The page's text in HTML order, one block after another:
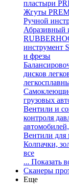
пластыри
Жгуты
Ручной
Абразивный
инструмент
и фрезы
дисков
грузовых
Вентили и
контроля
Вентили для
Колпачки,
все
... Показать
Сканеры
Еще